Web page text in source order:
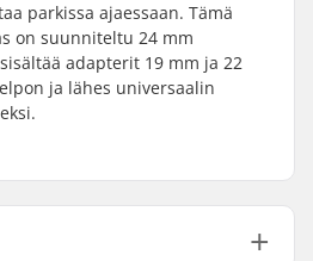
parkissa ajaessaan. Tämä
on suunniteltu 24 mm
adapterit 19 mm ja 22
ja lähes universaalin